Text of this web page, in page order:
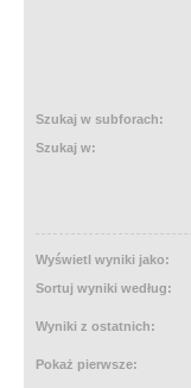
Szukaj w subforach:
Szukaj w:
Wyświetl wyniki jako:
Sortuj wyniki według:
Wyniki z ostatnich:
Pokaż pierwsze: